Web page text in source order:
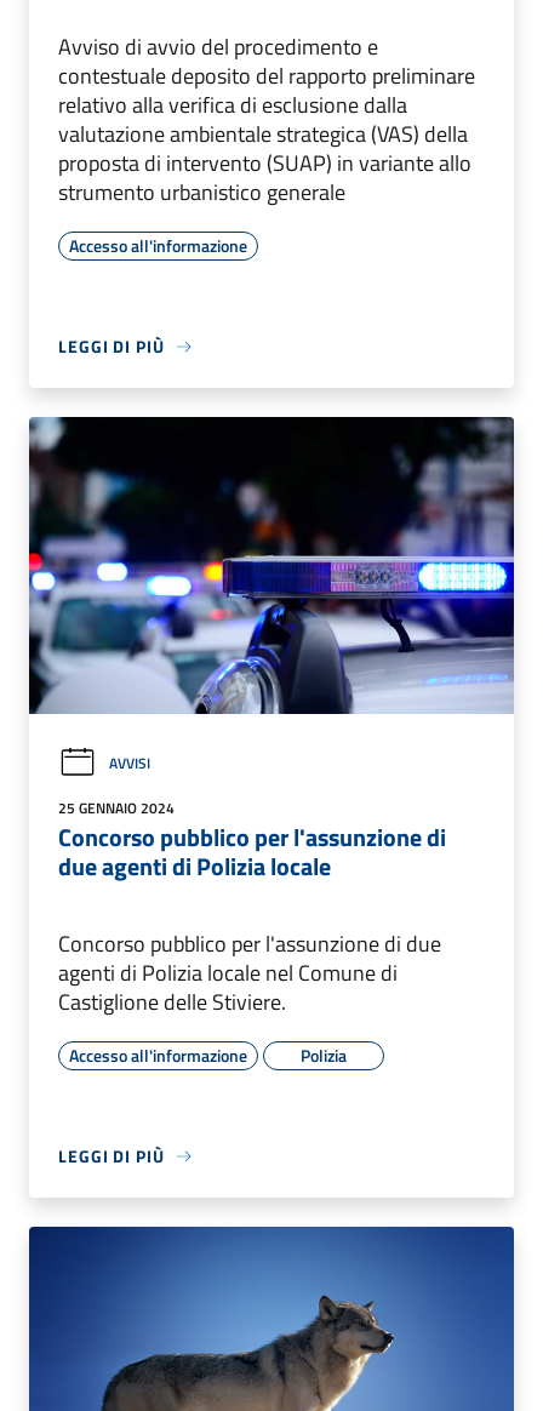
Avviso di avvio del procedimento e
contestuale deposito del rapporto preliminare
relativo alla verifica di esclusione dalla
valutazione ambientale strategica (VAS) della
proposta di intervento (SUAP) in variante allo
strumento urbanistico generale
Accesso all'informazione
LEGGI DI PIÙ
AVVISI
25 GENNAIO 2024
Concorso pubblico per l'assunzione di
due agenti di Polizia locale
Concorso pubblico per l'assunzione di due
agenti di Polizia locale nel Comune di
Castiglione delle Stiviere.
Accesso all'informazione Polizia
LEGGI DI PIÙ